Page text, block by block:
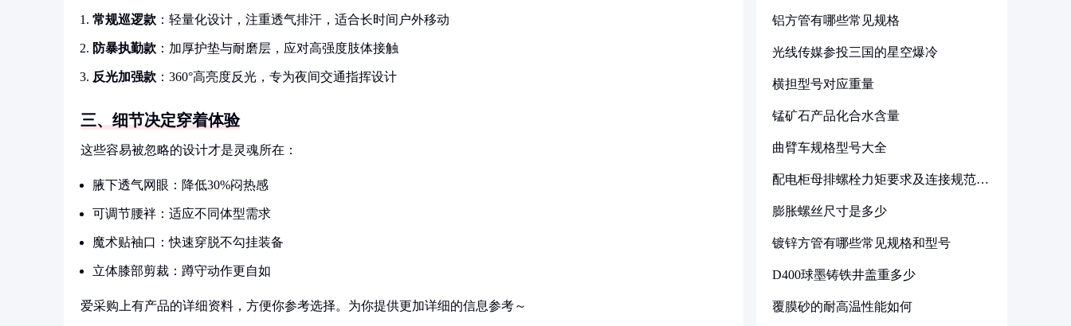
常规巡逻款 ：轻量化设计，注重透气排汗，适合长时间户外移动
防暴执勤款 ：加厚护垫与耐磨层，应对高强度肢体接触
反光加强款 ：360°高亮度反光，专为夜间交通指挥设计
三、细节决定穿着体验
这些容易被忽略的设计才是灵魂所在：
腋下透气网眼：降低30%闷热感
可调节腰袢：适应不同体型需求
魔术贴袖口：快速穿脱不勾挂装备
立体膝部剪裁：蹲守动作更自如
爱采购上有产品的详细资料，方便你参考选择。为你提供更加详细的信息参考～
铝方管有哪些常见规格
光线传媒参投三国的星空爆冷
横担型号对应重量
锰矿石产品化合水含量
曲臂车规格型号大全
配电柜母排螺栓力矩要求及连接规范详
膨胀螺丝尺寸是多少
镀锌方管有哪些常见规格和型号
D400球墨铸铁井盖重多少
覆膜砂的耐高温性能如何